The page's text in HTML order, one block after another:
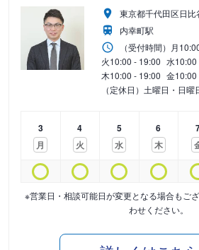
東京都千代田区日
内幸町駅
（受付時間） 月
火10:00 - 19:00 水10:00
木10:00 - 19:00 金10:00
（定休日）土曜日・日曜
3
月
4
火
5
水
6
木
※営業日・相談可能日が変更となる場合もご
わせください。